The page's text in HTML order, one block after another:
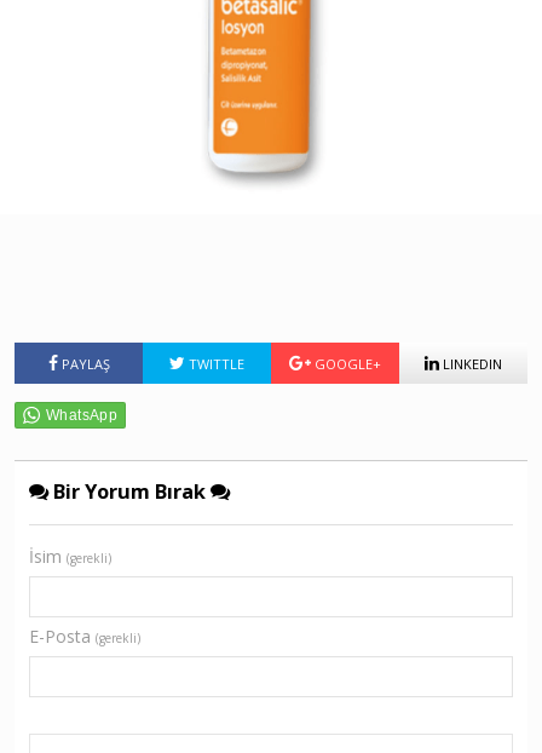
PAYLAŞ TWITTLE GOOGLE+ LINKEDIN
Bir Yorum Bırak
İsim (gerekli)
E-Posta (gerekli)